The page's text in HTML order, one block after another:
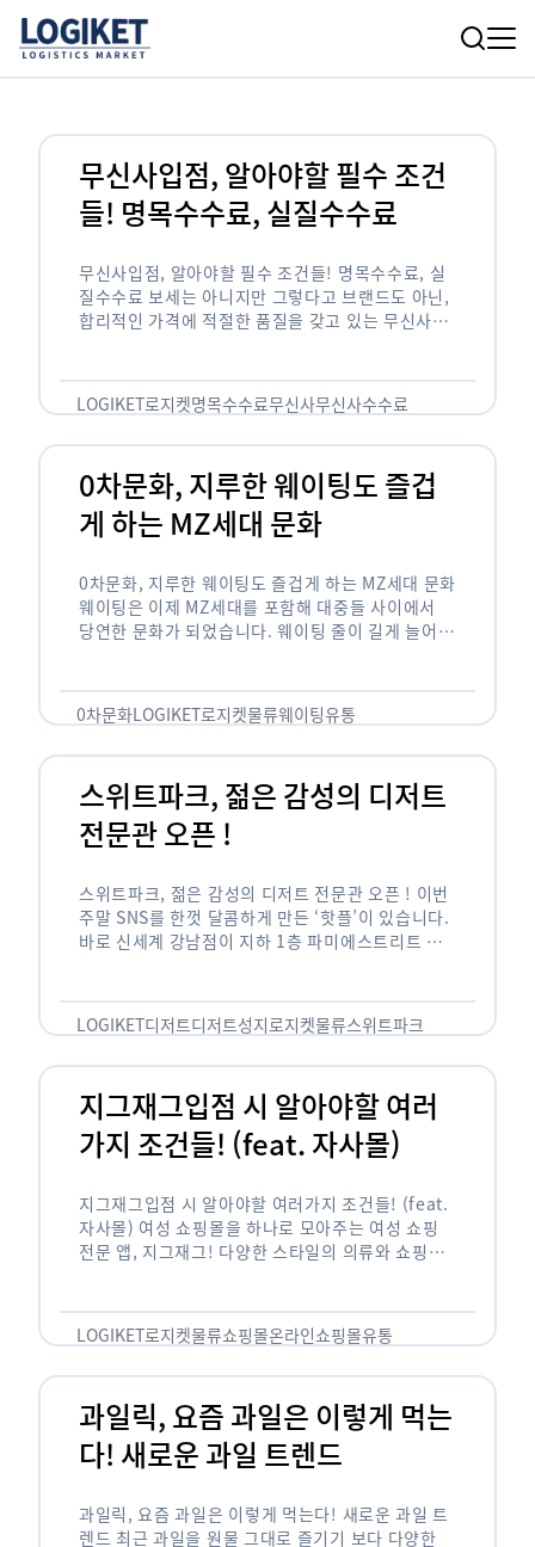
무신사입점, 알아야할 필수 조건
들! 명목수수료, 실질수수료
무신사입점, 알아야할 필수 조건들! 명목수수료, 실
질수수료 보세는 아니지만 그렇다고 브랜드도 아닌,
합리적인 가격에 적절한 품질을 갖고 있는 무신사!
LOGIKET로지켓명목수수료무신사무신사수수료
0차문화, 지루한 웨이팅도 즐겁
게 하는 MZ세대 문화
0차문화, 지루한 웨이팅도 즐겁게 하는 MZ세대 문화
웨이팅은 이제 MZ세대를 포함해 대중들 사이에서
당연한 문화가 되었습니다. 웨이팅 줄이 길게 늘어서
0차문화LOGIKET로지켓물류웨이팅유통
스위트파크, 젊은 감성의 디저트
전문관 오픈 !
스위트파크, 젊은 감성의 디저트 전문관 오픈 ! 이번
주말 SNS를 한껏 달콤하게 만든 ‘핫플’이 있습니다.
바로 신세계 강남점이 지하 1층 파미에스트리트 분
LOGIKET디저트디저트성지로지켓물류스위트파크
지그재그입점 시 알아야할 여러
가지 조건들! (feat. 자사몰)
지그재그입점 시 알아야할 여러가지 조건들! (feat.
자사몰) 여성 쇼핑몰을 하나로 모아주는 여성 쇼핑
전문 앱, 지그재그! 다양한 스타일의 의류와 쇼핑몰
LOGIKET로지켓물류쇼핑몰온라인쇼핑몰유통
과일릭, 요즘 과일은 이렇게 먹는
다! 새로운 과일 트렌드
과일릭, 요즘 과일은 이렇게 먹는다! 새로운 과일 트
렌드 최근 과일을 원물 그대로 즐기기 보다 다양한